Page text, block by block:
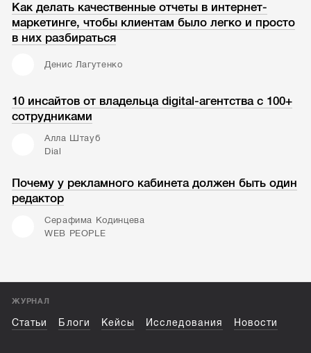
Как делать качественные отчеты в интернет-
маркетинге, чтобы клиентам было легко и просто
в них разбираться
Денис Лагутенко
10 инсайтов от владельца digital-агентства с 100+
сотрудниками
Алла Штауб
Dial
Почему у рекламного кабинета должен быть один
редактор
Серафима Кодинцева
WEB PEOPLE
ЖУРНАЛ
Статьи Блоги Кейсы Исследования Новости